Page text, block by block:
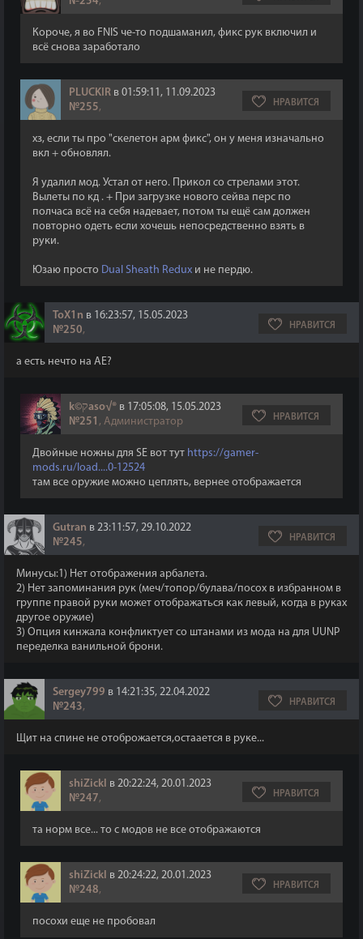
Короче, я во FNIS че-то подшаманил, фикс рук включил и
всё снова заработало
PLUCKIR в 01:59:11, 11.09.2023
№255, НРАВИТСЯ
хз, если ты про "скелетон арм фикс", он у меня изначально
вкл + обновлял.
Я удалил мод. Устал от него. Прикол со стрелами этот.
Вылеты по кд . + При загрузке нового сейва перс по
полчаса всё на себя надевает, потом ты ещё сам должен
повторно одеть если хочешь непосредственно взять в
руки.
Юзаю просто Dual Sheath Redux и не пердю.
ToX1n в 16:23:57, 15.05.2023
№250, НРАВИТСЯ
а есть нечто на AE?
k©קaso√® в 17:05:08, 15.05.2023
№251 , Администратор НРАВИТСЯ
Двойные ножны для SE вот тут https://gamer-
mods.ru/load....0-12524
там все оружие можно цеплять, вернее отображается
Gutran в 23:11:57, 29.10.2022
№245, НРАВИТСЯ
Минусы:1) Нет отображения арбалета.
2) Нет запоминания рук (меч/топор/булава/посох в избранном в
группе правой руки может отображаться как левый, когда в руках
другое оружие)
3) Опция кинжала конфликтует со штанами из мода на для UUNP
переделка ванильной брони.
Sergey799 в 14:21:35, 22.04.2022
№243, НРАВИТСЯ
Щит на спине не отоброжается,остаается в руке...
shiZickl в 20:22:24, 20.01.2023
№247, НРАВИТСЯ
та норм все... то с модов не все отображаются
shiZickl в 20:24:22, 20.01.2023
№248, НРАВИТСЯ
посохи еще не пробовал